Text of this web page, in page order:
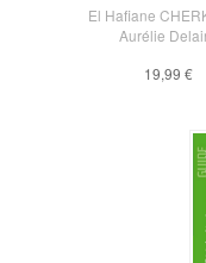
El Hafiane
Aurélie
19,99 €